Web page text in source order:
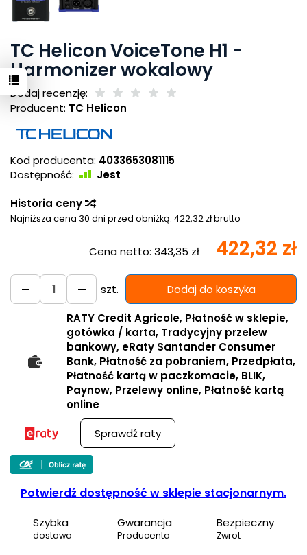
TC Helicon VoiceTone H1 -
Harmonizer wokalowy
Dodaj recenzję:
Producent: TC Helicon
Kod producenta: 4033653081115
Dostępność:
Jest
Historia ceny
Najniższa cena 30 dni przed obniżką: 422,32 zł brutto
Cena netto: 343,35 zł 422,32 zł
szt.
Dodaj do koszyka
RATY Credit Agricole, Płatność w sklepie,
gotówka / karta, Tradycyjny przelew
bankowy, eRaty Santander Consumer
Bank, Płatność za pobraniem, Przedpłata,
Płatność kartą w paczkomacie, BLIK,
Paynow, Przelewy online, Płatność kartą
online
Sprawdź raty
Potwierdź dostępność w sklepie stacjonarnym.
Szybka
dostawa
Gwarancja
Producenta
Bezpieczny
Zwrot